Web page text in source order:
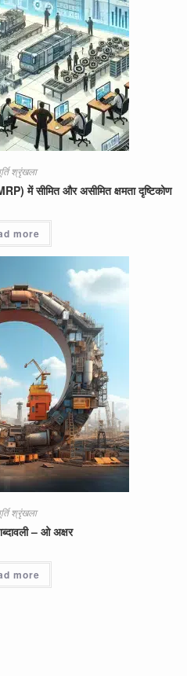
श्रृंखला
में सीमित और असीमित क्षमता दृष्टिकोण
more
श्रृंखला
– ओ अक्षर
more